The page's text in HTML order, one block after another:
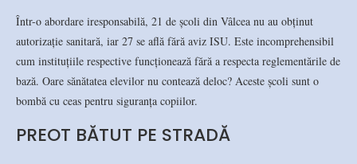
Într-o abordare iresponsabilă, 21 de școli din Vâlcea nu au obținut
autorizație sanitară, iar 27 se află fără aviz ISU. Este incomprehensibil
cum instituțiile respective funcționează fără a respecta reglementările de
bază. Oare sănătatea elevilor nu contează deloc? Aceste școli sunt o
bombă cu ceas pentru siguranța copiilor.
PREOT BĂTUT PE STRADĂ